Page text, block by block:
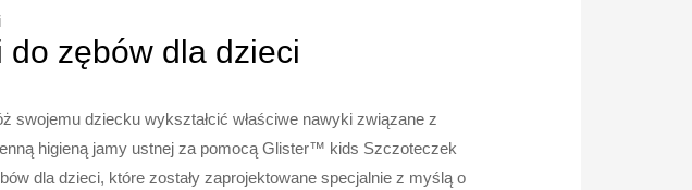
zębów dla dzieci
swojemu dziecku wykształcić właściwe nawyki związane z
higieną jamy ustnej za pomocą Glister™ kids Szczoteczek
dla dzieci, które zostały zaprojektowane specjalnie z myślą o